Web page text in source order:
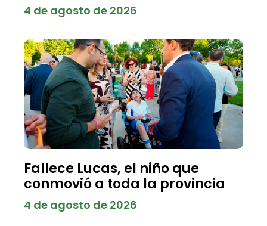
4 de agosto de 2026
Fallece Lucas, el niño que
conmovió a toda la provincia
4 de agosto de 2026